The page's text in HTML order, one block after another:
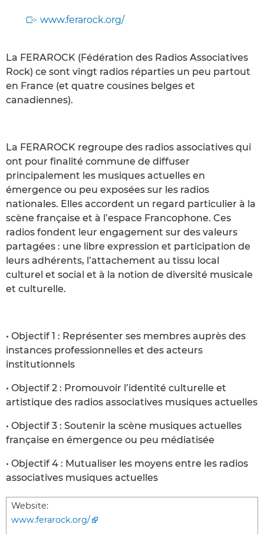
www.ferarock.org/
La FERAROCK (Fédération des Radios Associatives
Rock) ce sont vingt radios réparties un peu partout
en France (et quatre cousines belges et
canadiennes).
La FERAROCK regroupe des radios associatives qui
ont pour finalité commune de diffuser
principalement les musiques actuelles en
émergence ou peu exposées sur les radios
nationales. Elles accordent un regard particulier à la
scène française et à l’espace Francophone. Ces
radios fondent leur engagement sur des valeurs
partagées : une libre expression et participation de
leurs adhérents, l’attachement au tissu local
culturel et social et à la notion de diversité musicale
et culturelle.
• Objectif 1 : Représenter ses membres auprès des
instances professionnelles et des acteurs
institutionnels
• Objectif 2 : Promouvoir l’identité culturelle et
artistique des radios associatives musiques actuelles
• Objectif 3 : Soutenir la scène musiques actuelles
française en émergence ou peu médiatisée
• Objectif 4 : Mutualiser les moyens entre les radios
associatives musiques actuelles
Website:
www.ferarock.org/